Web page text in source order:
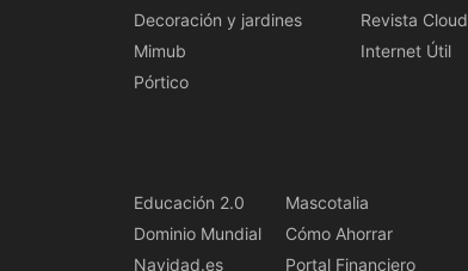
Decoración y jardines
Mimub
Pórtico
Revista Cloud
Internet Útil
Educación 2.0
Dominio Mundial
Navidad.es
Mascotalia
Cómo Ahorrar
Portal Financiero